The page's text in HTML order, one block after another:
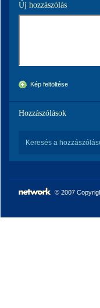
Új hozzászólás
Kép feltöltése
Hozzászólások
Keresés a
© 2007